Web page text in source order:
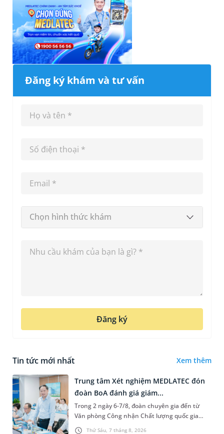
Đăng ký khám và tư vấn
Chọn hình thức khám
Đăng ký
Tin tức mới nhất Xem thêm
Thứ Sáu, 7 tháng 8, 2026
Trung tâm Xét nghiệm MEDLATEC đón
đoàn BoA đánh giá giám...
Trong 2 ngày 6-7/8, đoàn chuyên gia đến từ
Văn phòng Công nhận Chất lượng quốc gia
(BoA) đã ghi nhận và đánh giá cao nỗ lực duy trì